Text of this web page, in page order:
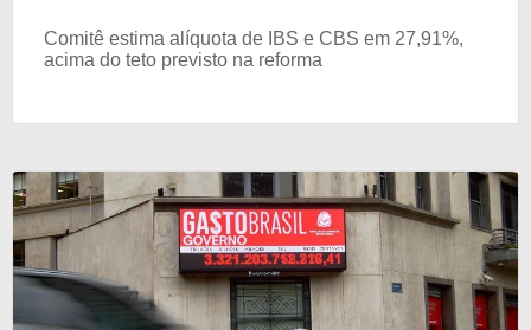
+agilidade Saiba mais
As Associações Comerciais da rede Facesp passam a oferecer
aos empreendedores o serviço de mediação e arbitragem para a
resolução de conflitos
Comitê estima alíquota de IBS e CBS em 27,91%,
acima do teto previsto na reforma